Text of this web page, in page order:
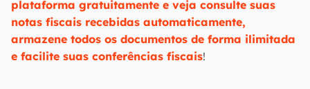
plataforma gratuitamente e veja consulte suas
notas fiscais recebidas automaticamente,
armazene todos os documentos de forma ilimitada
e facilite suas conferências fiscais!